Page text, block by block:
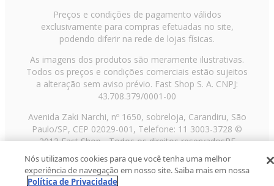
Preços e condições de pagamento válidos
exclusivamente para compras efetuadas no site,
podendo diferir na rede de lojas físicas.
As imagens dos produtos são meramente ilustrativas.
Todos os preços e condições comerciais estão sujeitos
a alteração sem aviso prévio. Fast Shop S. A. CNPJ:
43.708.379/0001-00
Avenida Zaki Narchi, nº 1650, sobreloja, Carandiru, São
Paulo/SP, CEP 02029-001, Telefone: 11 3003-3728 ©
2013 Fast Shop - Todos os direitos reservadosRF
Nós utilizamos cookies para que você tenha uma melhor
experiência de navegação em nosso site. Saiba mais em nossa
Política de Privacidade